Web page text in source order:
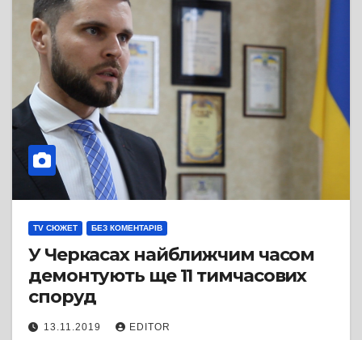
TV СЮЖЕТ БЕЗ КОМЕНТАРІВ
У Черкасах найближчим часом
демонтують ще 11 тимчасових
споруд
13.11.2019 EDITOR